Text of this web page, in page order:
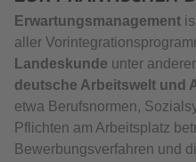
Erwartungsmanagement
aller
Landeskunde unter
deutsche Arbeitswelt und
etwa Berufsnormen,
Pflichten am Arbeitsplatz
Bewerbungsverfahren und